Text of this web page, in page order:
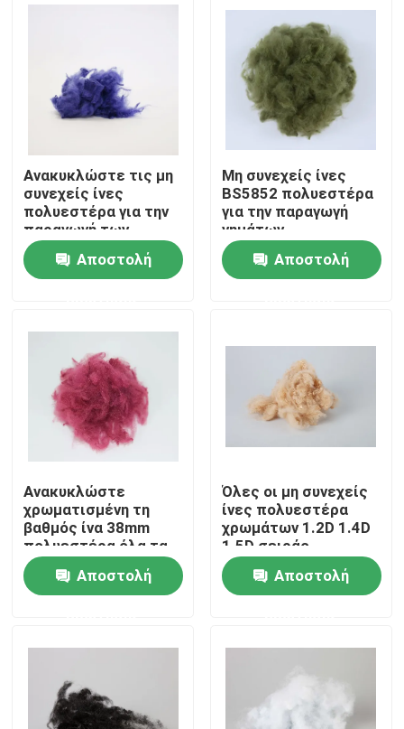
Αρχική Σελίδα
Προϊόντα
Γύρος εργοστασίων
Ποιοτικός έλεγχος
επαφή
Ζητήστε ένα απόσπασμα
Συρραπτικές ίνες πολυπροπυλενίου
Ανακυκλώστε τις μη
συνεχείς ίνες
πολυεστέρα για την
παραγωγή των
νημάτων τέλειων για
τη νηματοποίηση
Αποστολή
Μη συνεχείς ίνες
BS5852 πολυεστέρα
για την παραγωγή
νημάτων
Αποστολή
Ανακυκλώστε
χρωματισμένη τη
βαθμός ίνα 38mm
πολυεστέρα όλα τα
χρώματα σειράς
Αποστολή
Όλες οι μη συνεχείς
ίνες πολυεστέρα
χρωμάτων 1.2D 1.4D
1.5D σειράς
χρωμάτισαν την ίνα
πολυεστέραΑποστολή